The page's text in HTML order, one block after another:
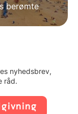
berømte
nyhedsbrev,
råd.